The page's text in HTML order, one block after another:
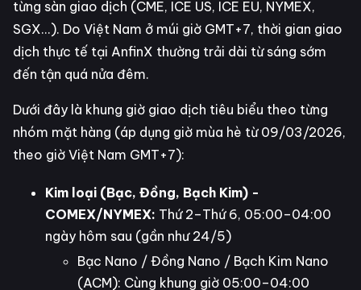
từng sàn giao dịch (CME, ICE US, ICE EU, NYMEX,
SGX...). Do Việt Nam ở múi giờ GMT+7, thời gian giao
dịch thực tế tại AnfinX thường trải dài từ sáng sớm
đến tận quá nửa đêm.
Dưới đây là khung giờ giao dịch tiêu biểu theo từng
nhóm mặt hàng (áp dụng giờ mùa hè từ 09/03/2026,
theo giờ Việt Nam GMT+7):
Kim loại (Bạc, Đồng, Bạch Kim) -
COMEX/NYMEX: Thứ 2–Thứ 6, 05:00–04:00
ngày hôm sau (gần như 24/5)
Bạc Nano / Đồng Nano / Bạch Kim Nano
(ACM): Cùng khung giờ 05:00–04:00